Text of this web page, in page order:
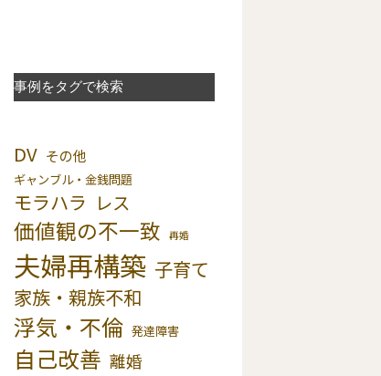
事例をタグで検索
DV その他
ギャンブル・金銭問題
モラハラ レス
価値観の不一致 再婚
夫婦再構築 子育て
家族・親族不和
浮気・不倫 発達障害
自己改善 離婚